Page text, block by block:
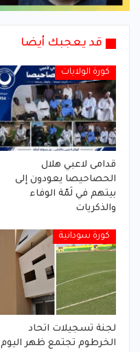
قد يعجبك أيضا
كورة الولايات
قدامى لاعبي هلال
الحصاحيصا يعودون إلى
بيتهم في لَمّة الوفاء
والذكريات
كورة سودانية
لجنة تسجيلات اتحاد
الخرطوم تجتمع ظهر اليوم